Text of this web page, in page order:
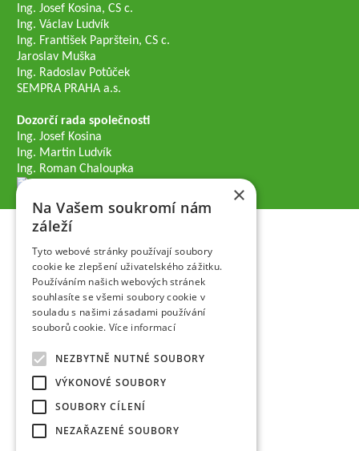
Ing. Josef Kosina, CS c.
Ing. Václav Ludvík
Ing. František Paprštein, CS c.
Jaroslav Muška
Ing. Radoslav Potůček
SEMPRA PRAHA a.s.
Dozorčí rada společnosti
Ing. Josef Kosina
Ing. Martin Ludvík
Ing. Roman Chaloupka
×
Na Vašem soukromí nám
záleží
Tyto webové stránky používají soubory
cookie ke zlepšení uživatelského zážitku.
Používáním našich webových stránek
souhlasíte se všemi soubory cookie v
souladu s našimi zásadami používání
souborů cookie. Více informací
NEZBYTNĚ NUTNÉ SOUBORY
VÝKONOVÉ SOUBORY
SOUBORY CÍLENÍ
NEZAŘAZENÉ SOUBORY